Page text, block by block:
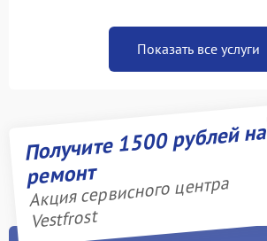
Показать все услуги
Получите 1500 рублей на
ремонт
Акция сервисного центра
Vestfrost